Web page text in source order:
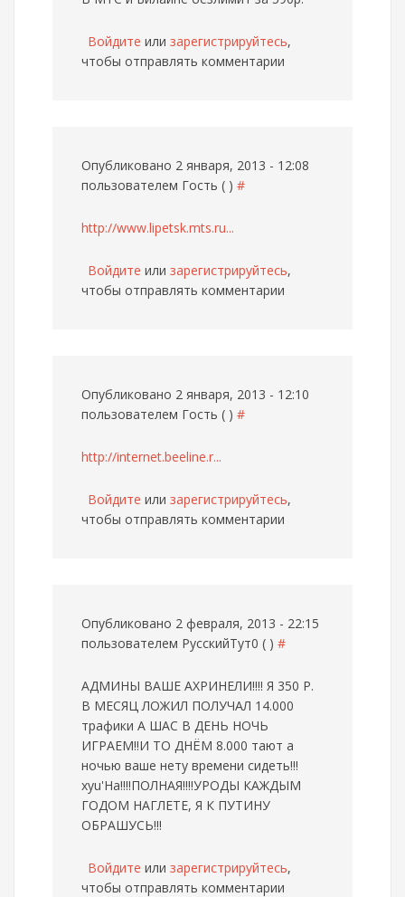
Войдите или зарегистрируйтесь,
чтобы отправлять комментарии
Опубликовано 2 января, 2013 - 12:08
пользователем Гость ( ) #
http://www.lipetsk.mts.ru...
Войдите или зарегистрируйтесь,
чтобы отправлять комментарии
Опубликовано 2 января, 2013 - 12:10
пользователем Гость ( ) #
http://internet.beeline.r...
Войдите или зарегистрируйтесь,
чтобы отправлять комментарии
Опубликовано 2 февраля, 2013 - 22:15
пользователем РусскийТут0 ( ) #
АДМИНЫ ВАШЕ АХРИНЕЛИ!!!! Я 350 Р.
В МЕСЯЦ ЛОЖИЛ ПОЛУЧАЛ 14.000
трафики А ШАС В ДЕНЬ НОЧЬ
ИГРАЕМ!!И ТО ДНЁМ 8.000 тают а
ночью ваше нету времени сидеть!!!
xyu'Ha!!!!ПОЛНАЯ!!!!УРОДЫ КАЖДЫМ
ГОДОМ НАГЛЕТЕ, Я К ПУТИНУ
ОБРАШУСЬ!!!
Войдите или зарегистрируйтесь,
чтобы отправлять комментарии